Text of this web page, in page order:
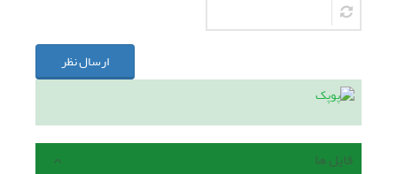
ارسال نظر
فایل ها